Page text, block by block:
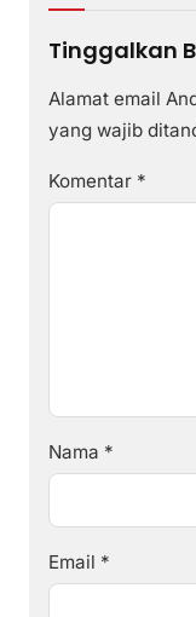
Tinggalkan
Alamat email
yang wajib
Komentar *
Nama *
Email *